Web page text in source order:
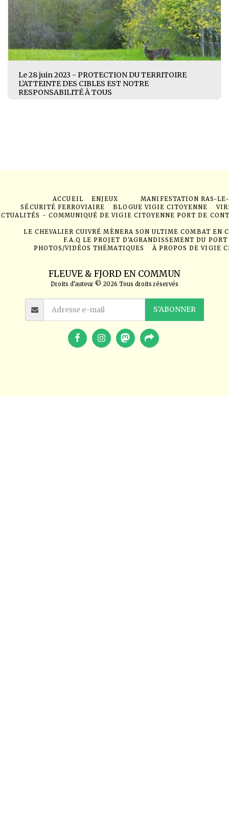
Le 28 juin 2023 - PROTECTION DU TERRITOIRE
L’ATTEINTE DES CIBLES EST NOTRE
RESPONSABILITÉ À TOUS
FLEUVE & FJORD EN COMMUN
Droits d'auteur © 2026 Tous droits réservés
ACCUEIL ENJEUX
MANIFESTATION RAS-
SÉCURITÉ FERROVIAIRE
BLOGUE VIGIE CITOYENNE
- COMMUNIQUÉ DE VIGIE CITOYENNE PORT DE
LE CHEVALIER CUIVRÉ MÈNERA SON ULTIME COMBAT EN
F.A.Q LE PROJET D'AGRANDISSEMENT DU
PHOTOS/VIDÉOS THÉMATIQUES
À PROPOS DE VIGIE
S'ABONNER